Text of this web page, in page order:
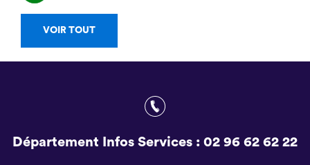
VOIR TOUT
Département Infos Services : 02 96 62 62 22